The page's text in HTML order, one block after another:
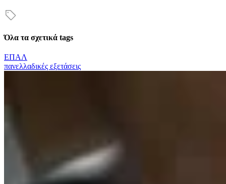
Όλα τα σχετικά tags
ΕΠΑΛ
πανελλαδικές εξετάσεις